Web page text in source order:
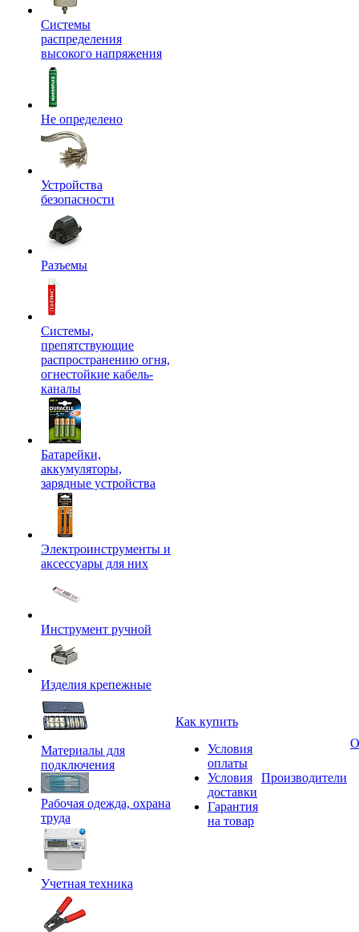
Системы
распределения
высокого напряжения
Не определено
Устройства
безопасности
Разъемы
Системы,
препятствующие
распространению огня,
огнестойкие кабель-
каналы
Батарейки,
аккумуляторы,
зарядные устройства
Электроинструменты и
аксессуары для них
Инструмент ручной
Изделия крепежные
Материалы для
подключения
Рабочая одежда, охрана
труда
Учетная техника
Как купить
Условия
оплаты
Условия
доставки
Гарантия
на товар
Производители